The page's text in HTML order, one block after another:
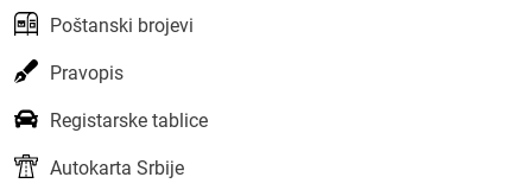
Poštanski brojevi
Pravopis
Registarske tablice
Autokarta Srbije